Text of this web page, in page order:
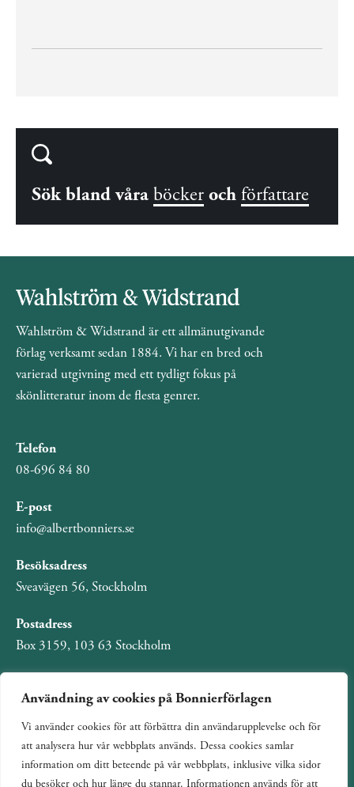
Användning av cookies på Bonnierförlagen
Vi använder cookies för att förbättra din användarupplevelse och för
att analysera hur vår webbplats används. Dessa cookies samlar
information om ditt beteende på vår webbplats, inklusive vilka sidor
du besöker och hur länge du stannar. Informationen används för att
Sök bland våra böcker och författare
Wahlström & Widstrand är ett allmänutgivande
förlag verksamt sedan 1884. Vi har en bred och
varierad utgivning med ett tydligt fokus på
skönlitteratur inom de flesta genrer.
Telefon
08-696 84 80
E-post
info@albertbonniers.se
Besöksadress
Sveavägen 56, Stockholm
Postadress
Box 3159, 103 63 Stockholm
Om Bonnierförlagen
Cookies